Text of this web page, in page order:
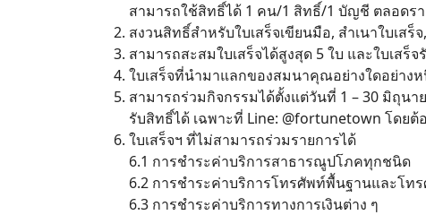
สามารถใช้สิทธิ์ได้ 1 คน/1 สิทธิ์/1 บัญชี ตลอดร
สงวนสิทธิ์สำหรับใบเสร็จเขียนมือ, สำเนาใบเสร็
สามารถสะสมใบเสร็จได้สูงสุด 5 ใบ และใบเสร็
ใบเสร็จที่นำมาแลกของสมนาคุณอย่างใดอย่าง
สามารถร่วมกิจกรรมได้ตั้งแต่วันที่ 1 – 30 มิถุน
รับสิทธิ์ได้ เฉพาะที่ Line: @fortunetown โดย
ใบเสร็จฯ ที่ไม่สามารถร่วมรายการได้
6.1 การชำระค่าบริการสาธารณูปโภคทุกชนิด
6.2 การชำระค่าบริการโทรศัพท์พื้นฐานและโท
6.3 การชำระค่าบริการทางการเงินต่าง ๆ